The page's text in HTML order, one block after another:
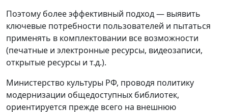
Поэтому более эффективный подход — выявить
ключевые потребности пользователей и пытаться
применять в комплектовании все возможности
(печатные и электронные ресурсы, видеозаписи,
открытые ресурсы и т.д.).
Министерство культуры РФ, проводя политику
модернизации общедоступных библиотек,
ориентируется прежде всего на внешнюю